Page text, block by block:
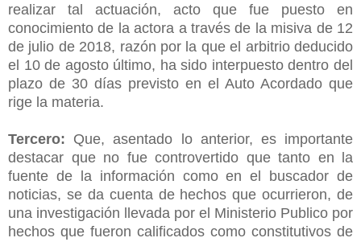
realizar tal actuación, acto que fue puesto en
conocimiento de la actora a través de la misiva de 12
de julio de 2018, razón por la que el arbitrio deducido
el 10 de agosto último, ha sido interpuesto dentro del
plazo de 30 días previsto en el Auto Acordado que
rige la materia.
Tercero: Que, asentado lo anterior, es importante
destacar que no fue controvertido que tanto en la
fuente de la información como en el buscador de
noticias, se da cuenta de hechos que ocurrieron, de
una investigación llevada por el Ministerio Publico por
hechos que fueron calificados como constitutivos de